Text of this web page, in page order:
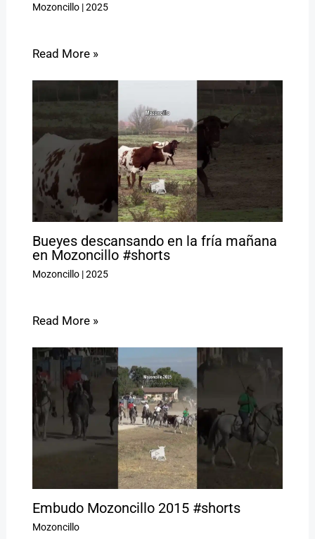
Mozoncillo|2025
Read More »
Bueyes descansando en la fría mañana
en Mozoncillo #shorts
Mozoncillo|2025
Read More »
Embudo Mozoncillo 2015 #shorts
Mozoncillo